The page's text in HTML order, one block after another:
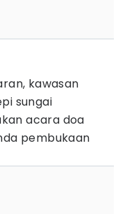
kawasan
sungai
acara doa
pembukaan